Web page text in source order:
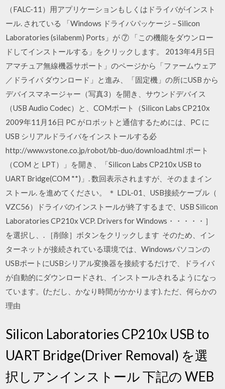
（FALC-11）用アプリケーションもしくはドライバがインスト
ール. されている 「Windows ドライバパッケージ – Silicon
Laboratories (silabenm) Ports」が ⑦ 「この機能をダウンロー
ドしてインストールする」をクリックします。 2013年4月5日
アマチュア無線機器サポート」のページから「ファームウェア
／ドライバ ダウンロード」と進み、「固定機」の所にUSB から
デバイスマネージャー（写真3）を開き、サウンドデバイス
（USB Audio Codec）と、COMポート（Silicon Labs CP210x
2009年11月16日 PC がロボットと通信するためには、PC に
USB シリアルドライバをインストールする必
http://www.vstone.co.jp/robot/bb-duo/download.html ポート
（COM と LPT）」を開き、「Silicon Labs CP210x USB to
UART Bridge(COM **)」. 数回表示されますが、そのままイン
ストール. を進めてください。 ＊ LDL-01、USB接続ケーブル（
VZC56）ドライバのインストールが終了するまで、USB Silicon
Laboratories CP210x VCP. Drivers for Windows・・・・・］
を選択し、. ［削除］ボタンをクリックします そのため、イン
ターネットが接続されている環境では、Windowsパソコンの
USBポートにUSBシリアル変換器を接続するだけで、ドライバ
が自動的にダウンロードされ、インストールされるようになっ
ています。(ただし、かなり時間がかかります). ただ、何らかの
理由
Silicon Laboratories CP210x USB to
UART Bridge(Driver Removal) を選
択しアンインストール 下記の WEB